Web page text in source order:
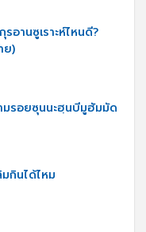
อานซูเราะห์ไหนดี?
ย)
รอยซุนนะฮฺนบีมูฮัมมัด
กินได้ไหม